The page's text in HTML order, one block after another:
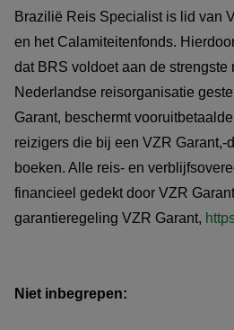
Brazilië Reis Specialist is lid van
en het Calamiteitenfonds.
dat BRS voldoet aan de strengste
Nederlandse reisorganisatie
Garant, beschermt
reizigers die bij een VZR Garant,-
boeken. Alle reis- en
financieel gedekt door VZR
garantieregeling VZR Garant,
Niet inbegrepen: